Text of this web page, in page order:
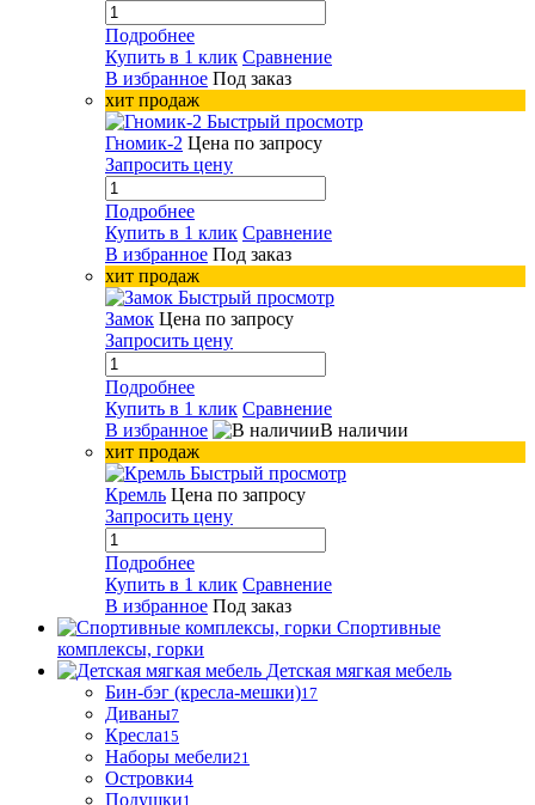
Подробнее
Купить в 1 клик Сравнение
В избранное Под заказ
хит продаж
Быстрый просмотр
Гномик-2 Цена по запросу
Запросить цену
Подробнее
Купить в 1 клик Сравнение
В избранное Под заказ
хит продаж
Быстрый просмотр
Замок Цена по запросу
Запросить цену
Подробнее
Купить в 1 клик Сравнение
В избранное
В наличии
хит продаж
Быстрый просмотр
Кремль Цена по запросу
Запросить цену
Подробнее
Купить в 1 клик Сравнение
В избранное Под заказ
Спортивные
комплексы, горки
Детская мягкая мебель
Бин-бэг (кресла-мешки)17
Диваны7
Кресла15
Наборы мебели21
Островки4
Подушки1